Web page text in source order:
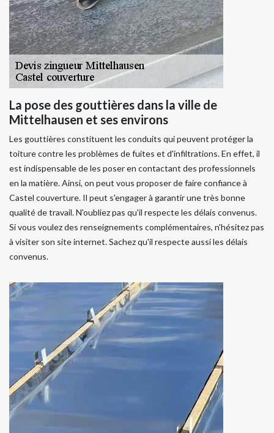
La pose des gouttières dans la ville de
Mittelhausen et ses environs
Les gouttières constituent les conduits qui peuvent protéger la
toiture contre les problèmes de fuites et d'infiltrations. En effet, il
est indispensable de les poser en contactant des professionnels
en la matière. Ainsi, on peut vous proposer de faire confiance à
Castel couverture. Il peut s'engager à garantir une très bonne
qualité de travail. N'oubliez pas qu'il respecte les délais convenus.
Si vous voulez des renseignements complémentaires, n'hésitez pas
à visiter son site internet. Sachez qu'il respecte aussi les délais
convenus.